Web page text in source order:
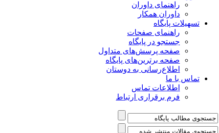
راهنمای داوران
داوران همکار
تسهیلات پایگاه
راهنمای صفحات
جستجو در پایگاه
صفحه پرسش‌های متداول
صفحه برترین‌های پایگاه
اطلاع‌رسانی به دوستان
تماس با ما
اطلاعات تماس
فرم برقراری ارتباط